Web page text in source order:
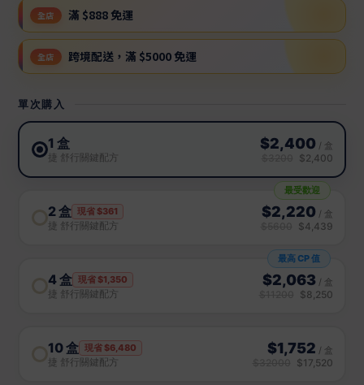
全店 滿 $888 免運
全店 跨境配送，滿 $5000 免運